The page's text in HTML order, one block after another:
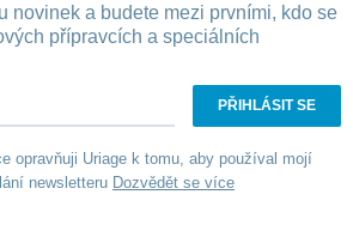
novinek a budete mezi prvními, kdo se
přípravcích a speciálních
opravňuji Uriage k tomu, aby používal mojí
newsletteru Dozvědět se více